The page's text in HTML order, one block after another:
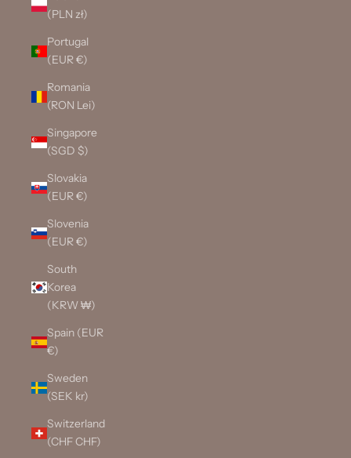
(PLN zł)
Portugal
(EUR €)
Romania
(RON Lei)
Singapore
(SGD $)
Slovakia
(EUR €)
Slovenia
(EUR €)
South
Korea
(KRW ₩)
Spain (EUR
€)
Sweden
(SEK kr)
Switzerland
(CHF CHF)